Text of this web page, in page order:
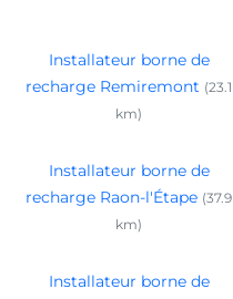
Installateur borne de
recharge Remiremont (23.1
km)
Installateur borne de
recharge Raon-l'Étape (37.9
km)
Installateur borne de